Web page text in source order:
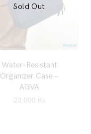
Water-Resistant
Organizer Case –
AGVA
23,000 Ks
Sold Out